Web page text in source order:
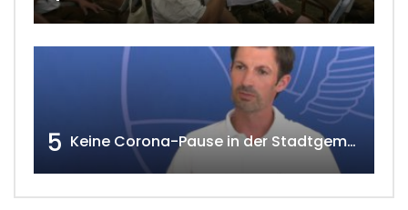
5 Keine Corona-Pause in der Stadtgemeinde Gänserndorf Teil 1. w4tv173-2021